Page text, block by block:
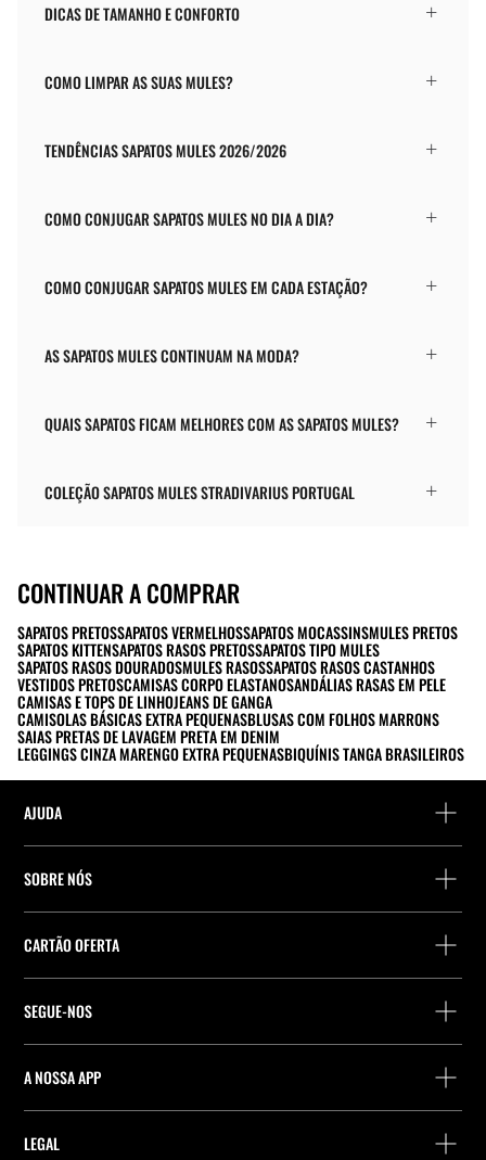
DICAS DE TAMANHO E CONFORTO
COMO LIMPAR AS SUAS MULES?
TENDÊNCIAS SAPATOS MULES 2026/2026
COMO CONJUGAR SAPATOS MULES NO DIA A DIA?
COMO CONJUGAR SAPATOS MULES EM CADA ESTAÇÃO?
AS SAPATOS MULES CONTINUAM NA MODA?
QUAIS SAPATOS FICAM MELHORES COM AS SAPATOS MULES?
COLEÇÃO SAPATOS MULES STRADIVARIUS PORTUGAL
CONTINUAR A COMPRAR
SAPATOS PRETOSSAPATOS VERMELHOSSAPATOS MOCASSINSMULES PRETOS
SAPATOS KITTENSAPATOS RASOS PRETOSSAPATOS TIPO MULES
SAPATOS RASOS DOURADOSMULES RASOSSAPATOS RASOS CASTANHOS
VESTIDOS PRETOSCAMISAS CORPO ELASTANOSANDÁLIAS RASAS EM PELE
CAMISAS E TOPS DE LINHOJEANS DE GANGA
CAMISOLAS BÁSICAS EXTRA PEQUENASBLUSAS COM FOLHOS MARRONS
SAIAS PRETAS DE LAVAGEM PRETA EM DENIM
LEGGINGS CINZA MARENGO EXTRA PEQUENASBIQUÍNIS TANGA BRASILEIROS
AJUDA
Localiza a tua encomenda
Localizador de pontos de entrega
Preferências de cookies
SOBRE NÓS
Empresa
Company Profile
CARTÃO OFERTA
Compra de Cartão Presente
SEGUE-NOS
A NOSSA APP
LEGAL